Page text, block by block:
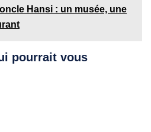
Hansi : un musée, une
pourrait vous